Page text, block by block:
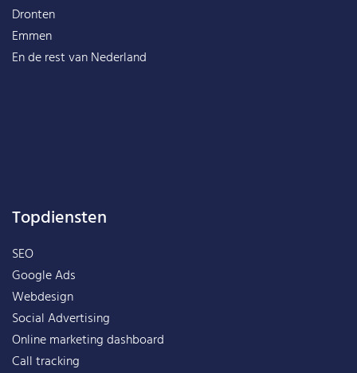
Dronten
Emmen
En de rest vanNederland
Topdiensten
SEO
Google Ads
Webdesign
Social Advertising
Online marketing dashboard
Call tracking